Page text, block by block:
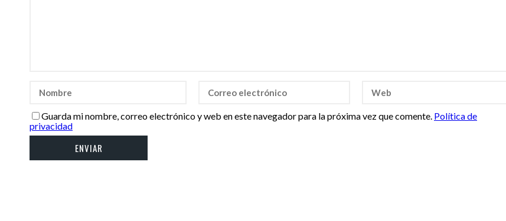
Guarda mi nombre, correo electrónico y web en este navegador para la próxima vez que comente. Política de
privacidad